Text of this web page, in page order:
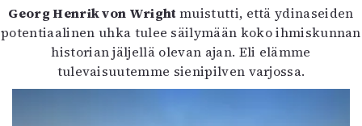
Georg Henrik von Wrightmuistutti, että ydinaseiden
potentiaalinen uhka tulee säilymään koko ihmiskunnan
historian jäljellä olevan ajan. Eli elämme
tulevaisuutemme sienipilven varjossa.